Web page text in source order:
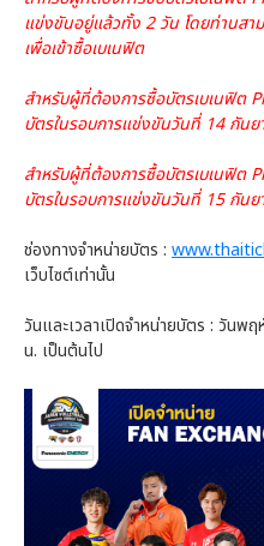
แข่งขันอยู่แล้วทั้ง 2 วัน โดยท่านสา
เพื่อเข้าซื้อเบเนฟิต
สำหรับผู้ที่ต้องการซื้อบัตรเบเนฟิต
บัตรในรอบการแข่งขันวันที่ 14 กันย
สำหรับผู้ที่ต้องการซื้อบัตรเบเนฟิต
บัตรในรอบการแข่งขันวันที่ 15 กันย
ช่องทางจำหน่ายบัตร :
เว็บไซต์เท่านั้น
วันและเวลาเปิดจำหน่ายบัตร : วันพ
น. เป็นต้นไป